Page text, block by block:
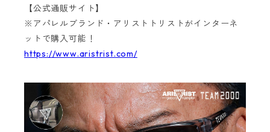
【公式通販サイト】
※アパレルブランド・アリストトリストがインターネ
ットで購入可能！
https://www.aristrist.com/